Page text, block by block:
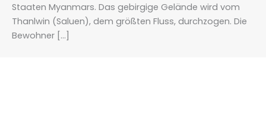
Staaten Myanmars. Das gebirgige Gelände wird vom
Thanlwin (Saluen), dem größten Fluss, durchzogen. Die
Bewohner […]